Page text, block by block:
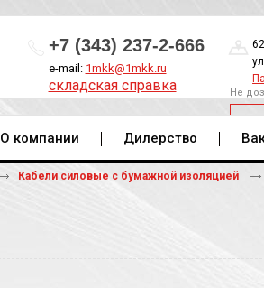
+7 (343) 237-2-666
e-mail: 1mkk@1mkk.ru
складская справка Не
О компании Дилерство
Кабели силовые с бумажной изоляцией